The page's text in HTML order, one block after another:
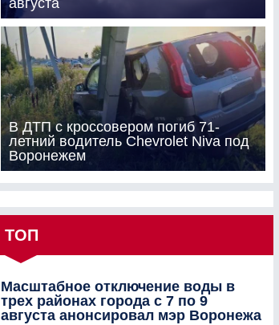
В ДТП с кроссовером погиб 71-
летний водитель Chevrolet Niva под
Воронежем
ТОП
Масштабное отключение воды в
трех районах города с 7 по 9
августа анонсировал мэр Воронежа